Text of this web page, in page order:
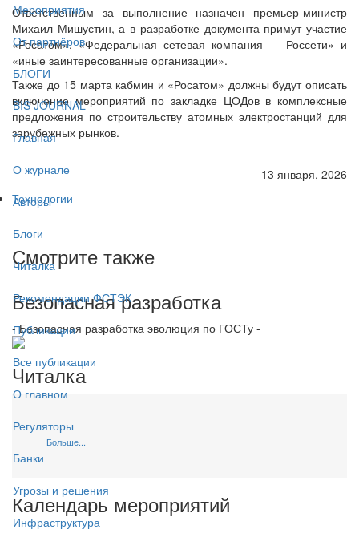
Мероприятия
От партнёров
БЛОГИ
BIS JOURNAL
Главная
О журнале
Авторы
Блоги
Читалка
Рекомендации ФСТЭК
Публикации
Все публикации
О главном
Регуляторы
Банки
Угрозы и решения
Инфраструктура
Ответственным за выполнение назначен премьер-министр
Михаил Мишустин, а в разработке документа примут участие
«Росатом», «Федеральная сетевая компания — Россети» и
«иные заинтересованные организации».
Также до 15 марта кабмин и «Росатом» должны будут описать
включение мероприятий по закладке ЦОДов в комплексные
предложения по строительству атомных электростанций для
зарубежных рынков.
13 января, 2026
Технологии
Смотрите также
Безопасная разработка
- Безопасная разработка эволюция по ГОСТу -
Читалка
Больше...
Календарь мероприятий